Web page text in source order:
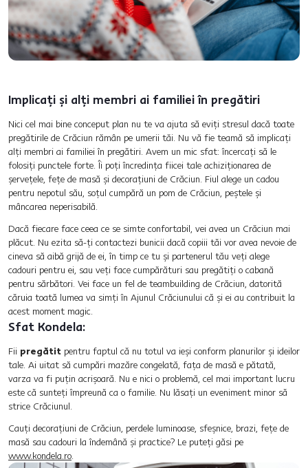
Implicați și alți membri ai familiei în pregătiri
Nici cel mai bine conceput plan nu te va ajuta să eviți stresul dacă toate
pregătirile de Crăciun rămân pe umerii tăi. Nu vă fie teamă să implicați
alți membri ai familiei în pregătiri. Avem un mic sfat: încercați să le
folosiți punctele forte. Îi poți încredința fiicei tale achiziționarea de
șervețele, fețe de masă și decorațiuni de Crăciun. Fiul alege un cadou
pentru nepotul său, soțul cumpără un pom de Crăciun, peștele și
mâncarea neperisabilă.
Dacă fiecare face ceea ce se simte confortabil, vei avea un Crăciun mai
plăcut. Nu ezita să-ți contactezi bunicii dacă copiii tăi vor avea nevoie de
cineva să aibă grijă de ei, în timp ce tu și partenerul tău veți alege
cadouri pentru ei, sau veți face cumpărături sau pregătiți o cabană
pentru sărbători. Vei face un fel de teambuilding de Crăciun, datorită
căruia toată lumea va simți în Ajunul Crăciunului că și ei au contribuit la
acest moment magic.
Sfat Kondela:
Fii pregătit pentru faptul că nu totul va ieși conform planurilor și ideilor
tale. Ai uitat să cumpări mazăre congelată, fața de masă e pătată,
varza va fi puțin acrișoară. Nu e nici o problemă, cel mai important lucru
este că sunteți împreună ca o familie. Nu lăsați un eveniment minor să
strice Crăciunul.
Cauți decorațiuni de Crăciun, perdele luminoase, sfeșnice, brazi, fețe de
masă sau cadouri la îndemână și practice? Le puteți găsi pe
www.kondela.ro.